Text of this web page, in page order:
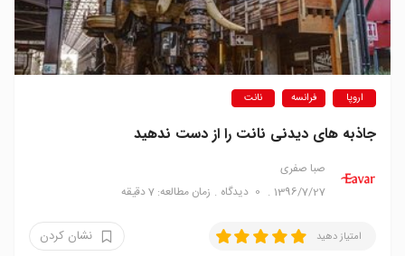
اروپا فرانسه نانت
جاذبه های دیدنی نانت را از دست ندهید
صبا صفری
1396/7/27
0 دیدگاه زمان مطالعه: 7 دقیقه
امتیاز دهید نشان کردن